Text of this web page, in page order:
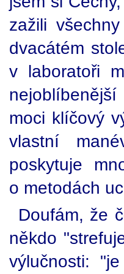
zažili
dvacátém
v laboratoři
moci klíčový
vlastní
poskytuje
o metodách
Doufám, že
někdo
výlučnosti: